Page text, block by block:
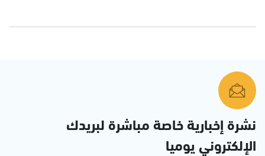
نشرة إخبارية خاصة مباشرة لبريدك
الإلكتروني يوميا